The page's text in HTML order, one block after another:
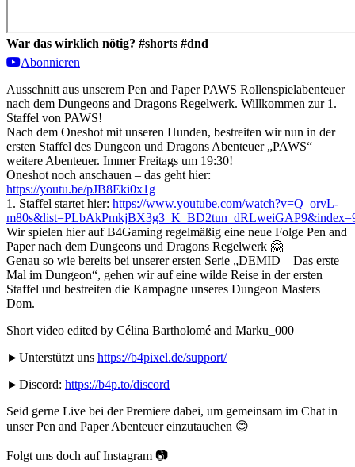
War das wirklich nötig? #shorts #dnd
Abonnieren
Ausschnitt aus unserem Pen and Paper PAWS Rollenspielabenteuer
nach dem Dungeons and Dragons Regelwerk. Willkommen zur 1.
Staffel von PAWS!
Nach dem Oneshot mit unseren Hunden, bestreiten wir nun in der
ersten Staffel des Dungeon und Dragons Abenteuer „PAWS“
weitere Abenteuer. Immer Freitags um 19:30!
Oneshot noch anschauen – das geht hier:
https://youtu.be/pJB8Eki0x1g
1. Staffel startet hier: https://www.youtube.com/watch?v=Q_orvL-
Wir spielen hier auf B4Gaming regelmäßig eine neue Folge Pen and
Paper nach dem Dungeons und Dragons Regelwerk 🤗
Genau so wie bereits bei unserer ersten Serie „DEMID – Das erste
Mal im Dungeon“, gehen wir auf eine wilde Reise in der ersten
Staffel und bestreiten die Kampagne unseres Dungeon Masters
Dom.
Short video edited by Célina Bartholomé and Marku_000
►Unterstützt uns https://b4pixel.de/support/
►Discord: https://b4p.to/discord
Seid gerne Live bei der Premiere dabei, um gemeinsam im Chat in
unser Pen and Paper Abenteuer einzutauchen 😊
Folgt uns doch auf Instagram 📷